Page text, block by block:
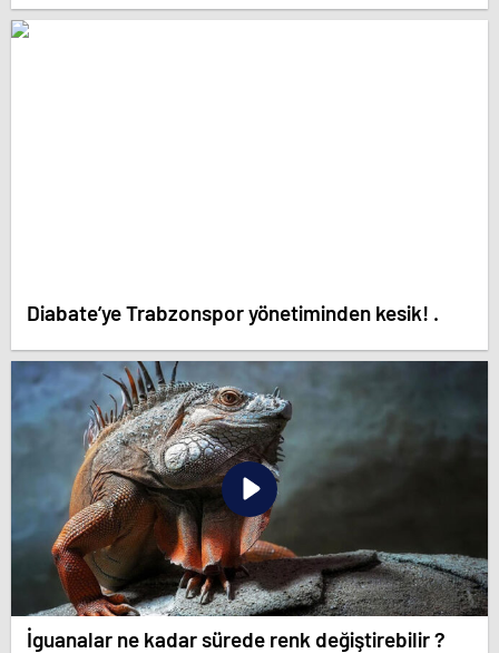
Diabate’ye Trabzonspor yönetiminden kesik! .
İguanalar ne kadar sürede renk değiştirebilir ?